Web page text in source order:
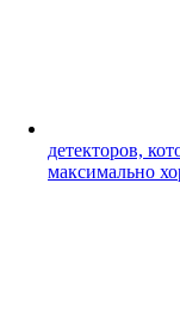
детекторов,
максимально